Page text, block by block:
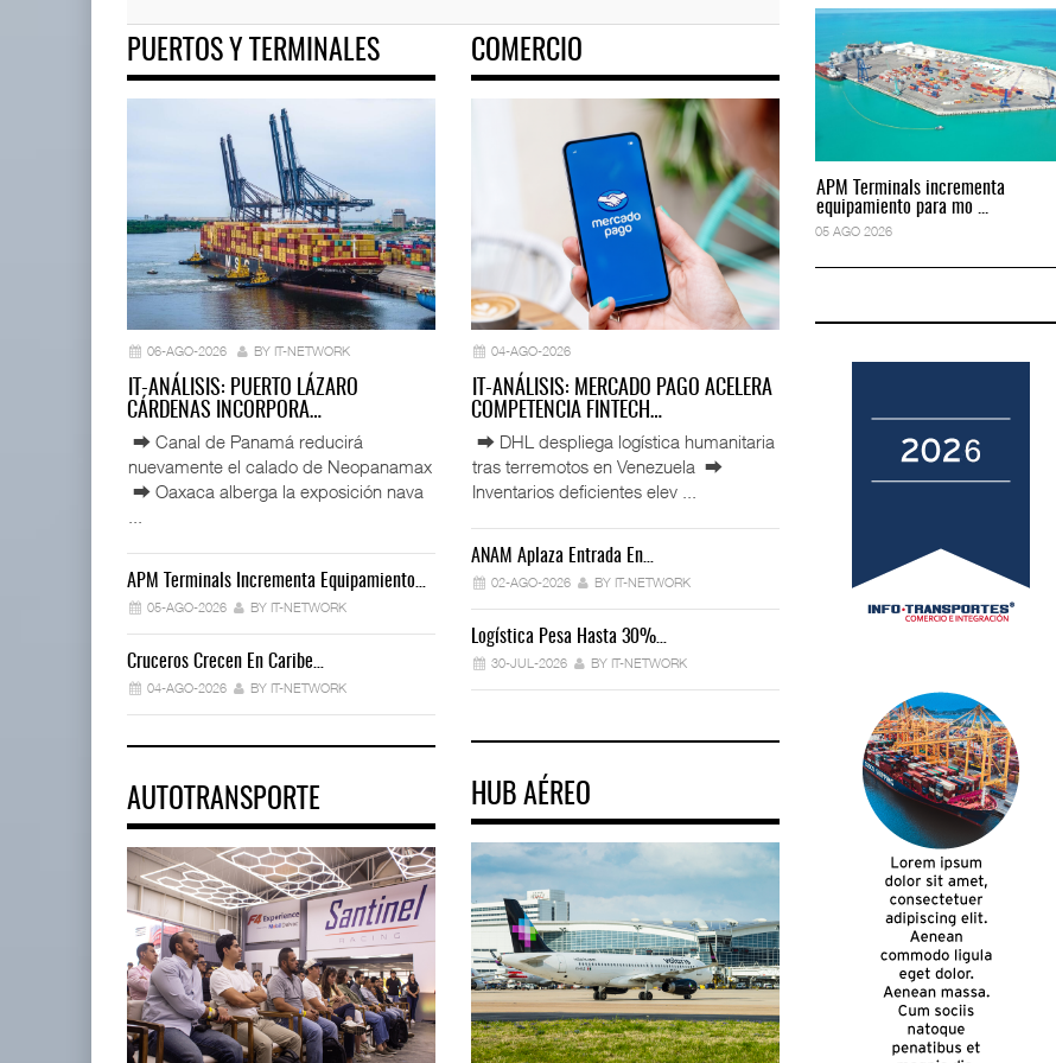
PUERTOS Y TERMINALES
06-AGO-2026 BY IT-NETWORK
IT-ANÁLISIS: PUERTO LÁZARO
CÁRDENAS INCORPORA…
⮕ Canal de Panamá reducirá
nuevamente el calado de Neopanamax
⮕ Oaxaca alberga la exposición nava
APM Terminals Incrementa Equipamiento…
05-AGO-2026 BY IT-NETWORK
Cruceros Crecen En Caribe…
04-AGO-2026 BY IT-NETWORK
AUTOTRANSPORTE
COMERCIO
04-AGO-2026
IT-ANÁLISIS: MERCADO PAGO ACELERA
COMPETENCIA FINTECH…
⮕ DHL despliega logística humanitaria
tras terremotos en Venezuela ⮕
Inventarios deficientes elev ...
ANAM Aplaza Entrada En…
02-AGO-2026 BY IT-NETWORK
Logística Pesa Hasta 30%…
30-JUL-2026 BY IT-NETWORK
IT-ANÁLISIS: Manifestación Electrónica
29-JUL-2026 BY IT-NETWORK
HUB AÉREO
APM Terminals incrementa
equipamiento para mo ...
05 AGO 2026
APM Terminals incrementa
equipamiento para mo ...
05 AGO 2026
APM Terminals incrementa
equipamiento para mo ...
05 AGO 2026
ExxonMobil lleva mantenimiento predictivo al au